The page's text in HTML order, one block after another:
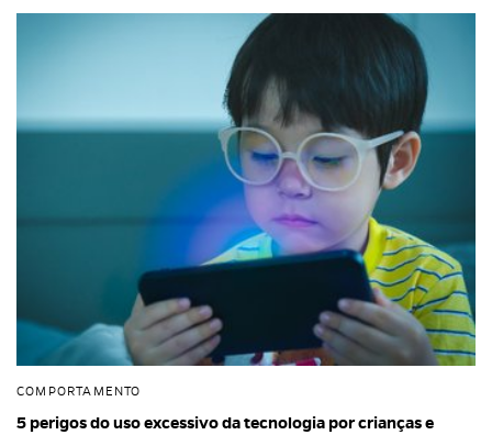
COMPORTAMENTO
5 perigos do uso excessivo da tecnologia por crianças e